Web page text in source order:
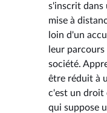
s'inscrit dans
mise à
loin d'un
leur
société.
être réduit à
c'est un droit
qui suppose